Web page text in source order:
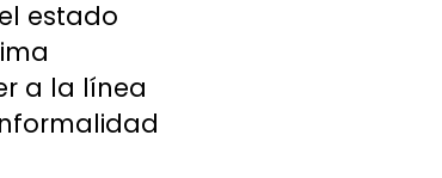
estado
a la línea